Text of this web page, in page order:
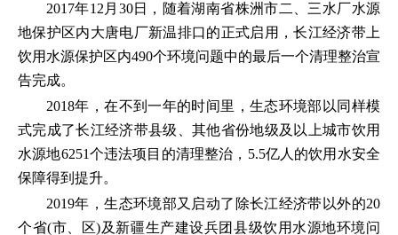
2017年12月30日，随着湖南省株洲市二、三水厂水源
地保护区内大唐电厂新温排口的正式启用，长江经济带上
饮用水源保护区内490个环境问题中的最后一个清理整治宣
告完成。
2018年，在不到一年的时间里，生态环境部以同样模
式完成了长江经济带县级、其他省份地级及以上城市饮用
水源地6251个违法项目的清理整治，5.5亿人的饮用水安全
保障得到提升。
2019年，生态环境部又启动了除长江经济带以外的20
个省(市、区)及新疆生产建设兵团县级饮用水源地环境问